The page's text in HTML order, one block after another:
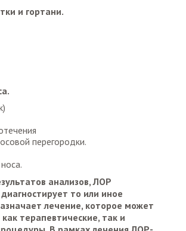
и гортани.
перегородки.
анализов, ЛОР
то или иное
лечение, которое может
терапевтические, так и